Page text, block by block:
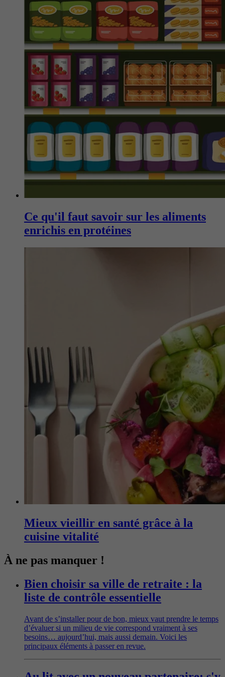
Ce qu'il faut savoir sur les aliments
enrichis en protéines
Mieux vieillir en santé grâce à la
cuisine vitalité
À ne pas manquer !
Bien choisir sa ville de retraite : la
liste de contrôle essentielle
Avant de s’installer pour de bon, mieux vaut prendre le temps
d’évaluer si un milieu de vie correspond vraiment à ses
besoins… aujourd’hui, mais aussi demain. Voici les
principaux éléments à passer en revue.